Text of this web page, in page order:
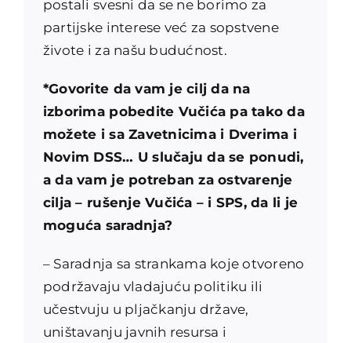
postali svesni da se ne borimo za
partijske interese već za sopstvene
živote i za našu budućnost.
*Govorite da vam je cilj da na
izborima pobedite Vučića pa tako da
možete i sa Zavetnicima i Dverima i
Novim DSS… U slučaju da se ponudi,
a da vam je potreban za ostvarenje
cilja – rušenje Vučića – i SPS, da li je
moguća saradnja?
– Saradnja sa strankama koje otvoreno
podržavaju vladajuću politiku ili
učestvuju u pljačkanju države,
uništavanju javnih resursa i